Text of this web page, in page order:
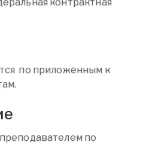
по приложенным к
по